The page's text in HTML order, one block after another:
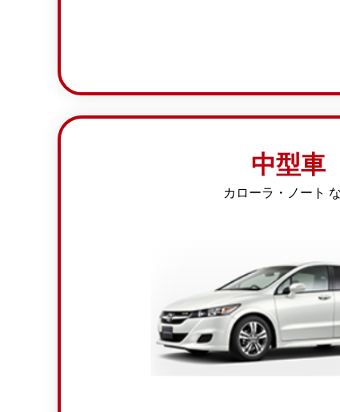
中型車
カローラ・ノート